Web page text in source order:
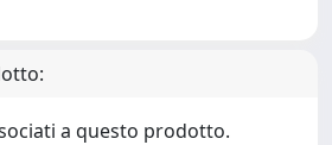
a questo prodotto.